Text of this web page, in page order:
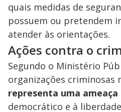
quais medidas de
possuem ou pretendem
atender às orientações.
Ações contra o
Segundo o Ministério
organizações criminosas
representa uma
democrático e à